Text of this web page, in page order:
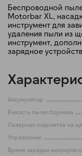
Беспроводной
Motorbar XL,
инструмент для
удаления пыли из
инструмент,
зарядное
Аккумулятор
Емкость пылесборника
Лазерная подсветка на
Управление
Время зарядки